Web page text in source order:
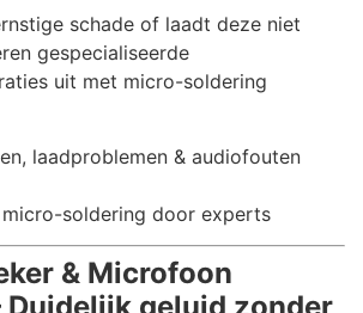
schade of laadt deze niet
gespecialiseerde
uit met micro-soldering
laadproblemen & audiofouten
soldering door experts
& Microfoon